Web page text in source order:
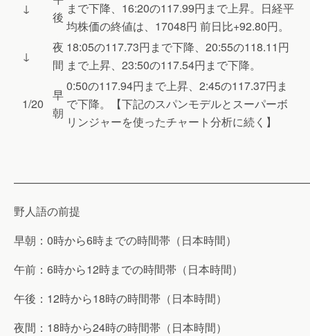
↓
後
まで下降、16:20の117.99円まで上昇。日経平
均株価の終値は、17048円 前日比+92.80円。
↓
夜
間
18:05の117.73円まで下降、20:55の118.11円
まで上昇、23:50の117.54円まで下降。
1/20
早
朝
0:50の117.94円まで上昇、2:45の117.37円ま
で下降。【下記のスパンモデルとスーパーボ
リンジャーを使ったチャート分析に続く】
野人語の前提
早朝：0時から6時までの時間帯（日本時間）
午前：6時から12時までの時間帯（日本時間）
午後：12時から18時の時間帯（日本時間）
夜間：18時から24時の時間帯（日本時間）